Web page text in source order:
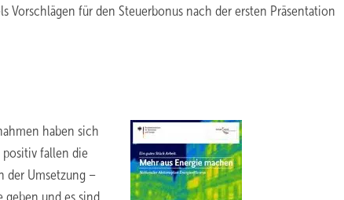
Vorschlägen für den Steuerbonus nach der ersten Präsentation
haben sich
positiv fallen die
der Umsetzung –
geben und es sind